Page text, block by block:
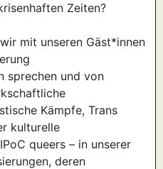
Zeiten?
mit unseren Gäst*innen
sprechen und von
Kämpfe, Trans
kulturelle
queers – in unserer
deren